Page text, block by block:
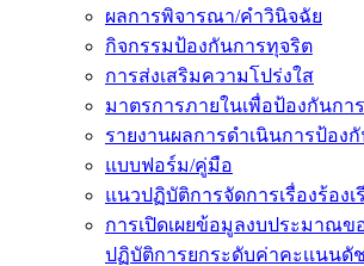
ผลการพิจารณา/คำวินิจฉัย
กิจกรรมป้องกันการทุจริต
การส่งเสริมความโปร่งใส
มาตรการภายในเพื่อป้องกันกา
รายงานผลการดำเนินการป้อง
แบบฟอร์ม/คู่มือ
แนวปฏิบัติการจัดการเรื่องร้อง
การเปิดเผยข้อมูลงบประมาณข
ปฏิบัติการยกระดับค่าคะเเนนดั